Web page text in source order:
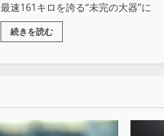
最速161キロを誇る“未完の大器”に
続きを読む